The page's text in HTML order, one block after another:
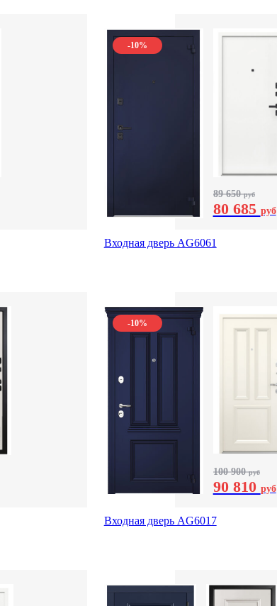
-10%
89 650руб
80 685 руб
Входная дверь AG6061
-10%
100 900руб
90 810 руб
Входная дверь AG6017